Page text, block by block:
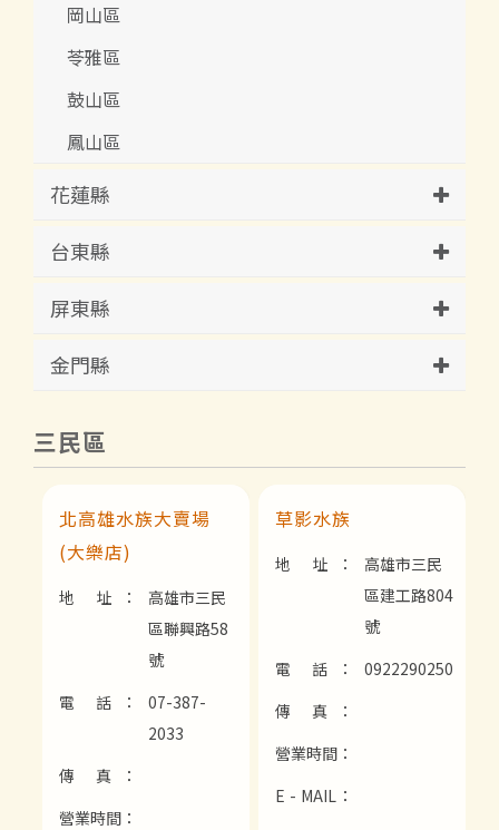
岡山區
苓雅區
鼓山區
鳳山區
花蓮縣
台東縣
屏東縣
金門縣
三民區
北高雄水族大賣場
(大樂店)
地 址：
高雄市三民
區聯興路58
號
電 話：
07-387-
2033
傳 真：
營業時間：
草影水族
地 址：
高雄市三民
區建工路804
號
電 話：
0922290250
傳 真：
營業時間：
E - MAIL：